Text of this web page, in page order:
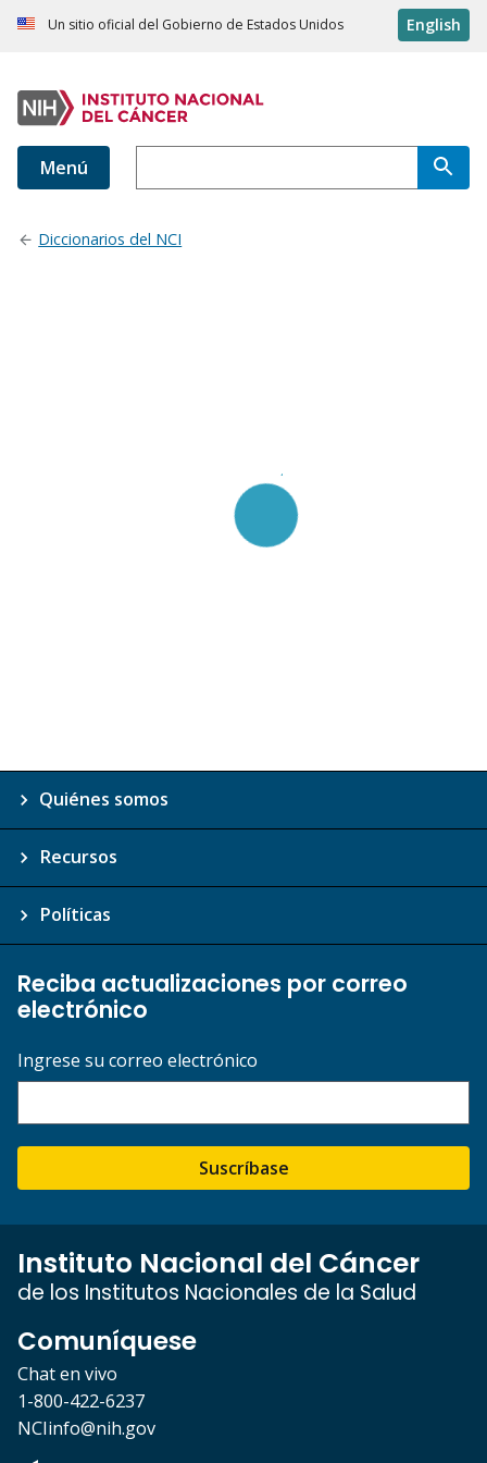
Un sitio oficial del Gobierno de Estados Unidos English
Menú
Diccionarios del NCI
Quiénes somos
Recursos
Políticas
Reciba actualizaciones por correo
electrónico
Ingrese su correo electrónico
Suscríbase
Instituto Nacional del Cáncer
de los Institutos Nacionales de la Salud
Comuníquese
Chat en vivo
1-800-422-6237
NCIinfo@nih.gov